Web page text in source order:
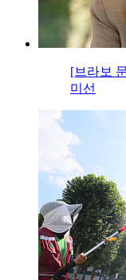
[브라보
미선